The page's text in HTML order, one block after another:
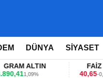
DÜNYA SİYASET
ALTIN
1,09% -0,12%